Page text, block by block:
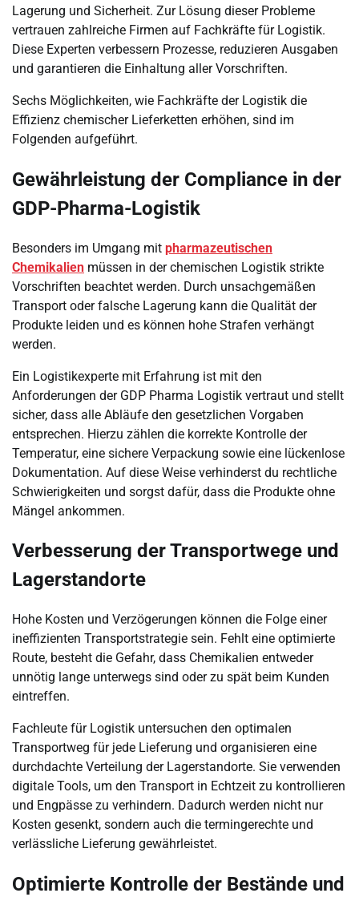
Lagerung und Sicherheit. Zur Lösung dieser Probleme
vertrauen zahlreiche Firmen auf Fachkräfte für Logistik.
Diese Experten verbessern Prozesse, reduzieren Ausgaben
und garantieren die Einhaltung aller Vorschriften.
Sechs Möglichkeiten, wie Fachkräfte der Logistik die
Effizienz chemischer Lieferketten erhöhen, sind im
Folgenden aufgeführt.
Gewährleistung der Compliance in der
GDP-Pharma-Logistik
Besonders im Umgang mit pharmazeutischen
Chemikalien müssen in der chemischen Logistik strikte
Vorschriften beachtet werden. Durch unsachgemäßen
Transport oder falsche Lagerung kann die Qualität der
Produkte leiden und es können hohe Strafen verhängt
werden.
Ein Logistikexperte mit Erfahrung ist mit den
Anforderungen der GDP Pharma Logistik vertraut und stellt
sicher, dass alle Abläufe den gesetzlichen Vorgaben
entsprechen. Hierzu zählen die korrekte Kontrolle der
Temperatur, eine sichere Verpackung sowie eine lückenlose
Dokumentation. Auf diese Weise verhinderst du rechtliche
Schwierigkeiten und sorgst dafür, dass die Produkte ohne
Mängel ankommen.
Verbesserung der Transportwege und
Lagerstandorte
Hohe Kosten und Verzögerungen können die Folge einer
ineffizienten Transportstrategie sein. Fehlt eine optimierte
Route, besteht die Gefahr, dass Chemikalien entweder
unnötig lange unterwegs sind oder zu spät beim Kunden
eintreffen.
Fachleute für Logistik untersuchen den optimalen
Transportweg für jede Lieferung und organisieren eine
durchdachte Verteilung der Lagerstandorte. Sie verwenden
digitale Tools, um den Transport in Echtzeit zu kontrollieren
und Engpässe zu verhindern. Dadurch werden nicht nur
Kosten gesenkt, sondern auch die termingerechte und
verlässliche Lieferung gewährleistet.
Optimierte Kontrolle der Bestände und